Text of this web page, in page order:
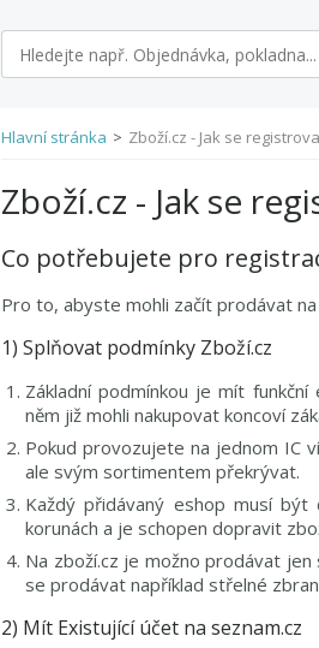
Hlavní stránka > Zboží.cz - Jak se
Zboží.cz - Jak se
Co potřebujete pro
Pro to, abyste mohli začít prodávat
1) Splňovat podmínky Zboží.cz
Základní podmínkou je mít
něm již mohli nakupovat koncoví
Pokud provozujete na jednom IC
ale svým sortimentem překrývat.
Každý přidávaný eshop musí
korunách a je schopen dopravit
Na zboží.cz je možno prodávat
se prodávat například střelné
2) Mít Existující účet na seznam.cz